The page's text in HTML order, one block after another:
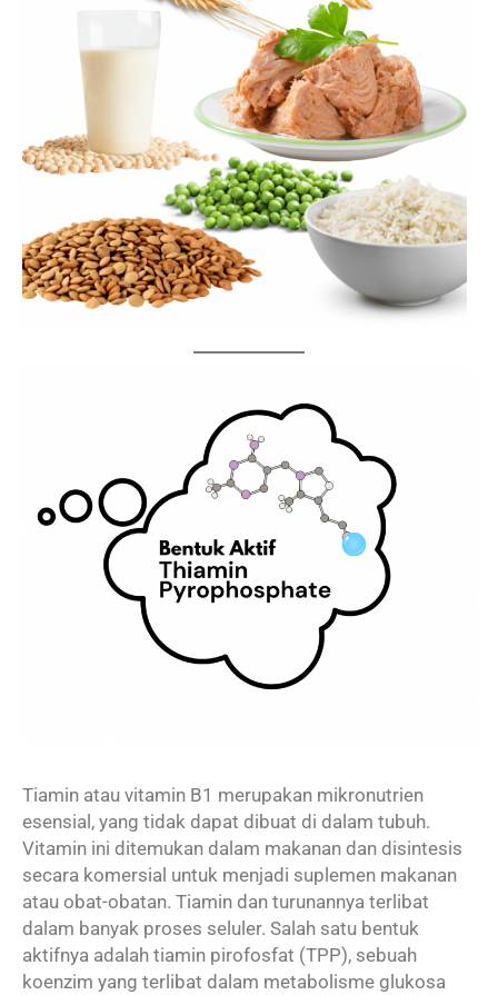
Tiamin atau vitamin B1 merupakan mikronutrien
esensial, yang tidak dapat dibuat di dalam tubuh.
Vitamin ini ditemukan dalam makanan dan disintesis
secara komersial untuk menjadi suplemen makanan
atau obat-obatan. Tiamin dan turunannya terlibat
dalam banyak proses seluler. Salah satu bentuk
aktifnya adalah tiamin pirofosfat (TPP), sebuah
koenzim yang terlibat dalam metabolisme glukosa